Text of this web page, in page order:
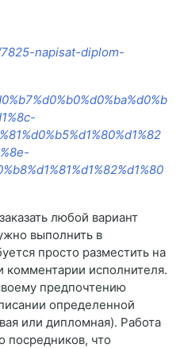
napisat-diplom-
любой вариант
выполнить в
просто разместить на
комментарии исполнителя.
предпочтению
определенной
или дипломная). Работа
посредников, что